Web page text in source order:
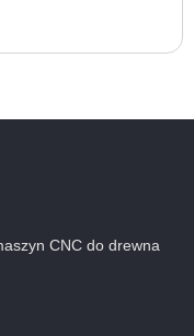
CNC do drewna